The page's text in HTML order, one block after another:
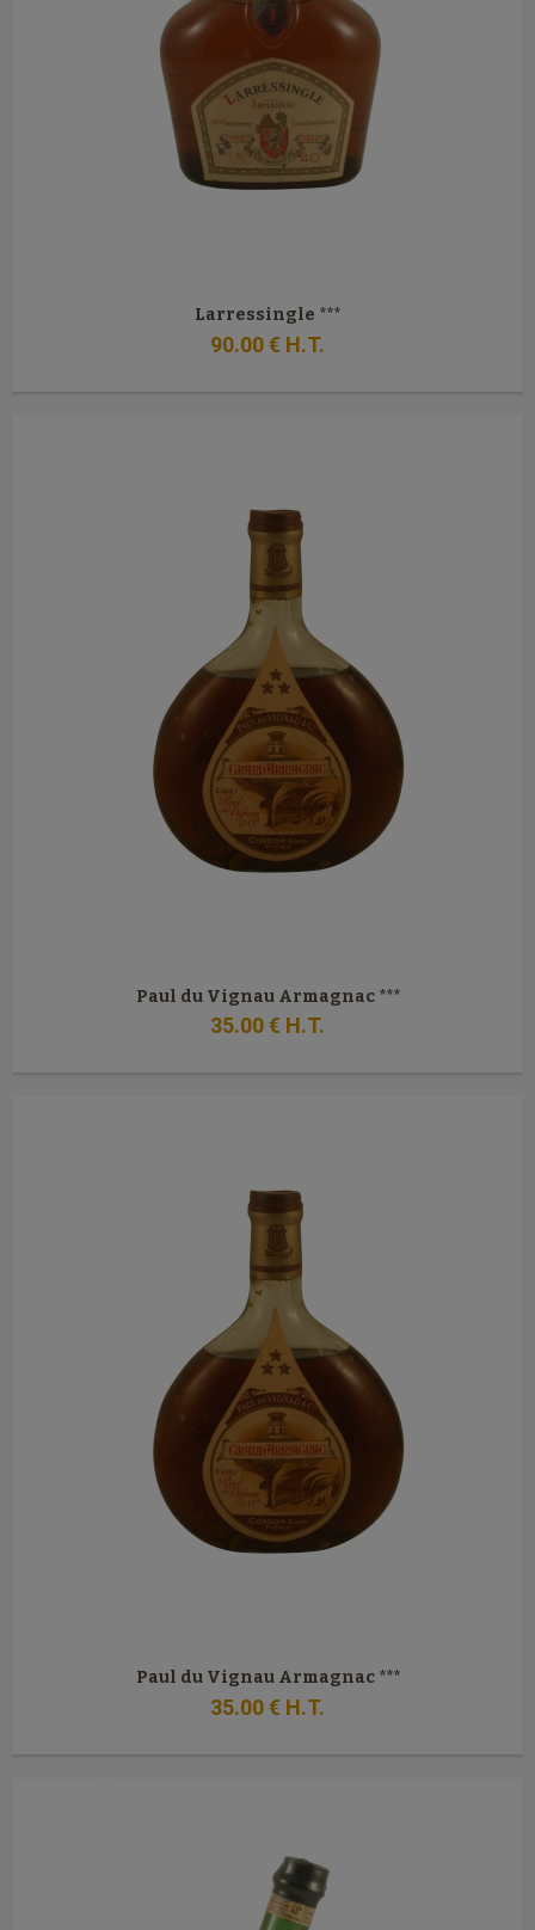
Larressingle ***
90.00€ H.T.
Paul du Vignau Armagnac ***
35.00€ H.T.
Paul du Vignau Armagnac ***
35.00€ H.T.